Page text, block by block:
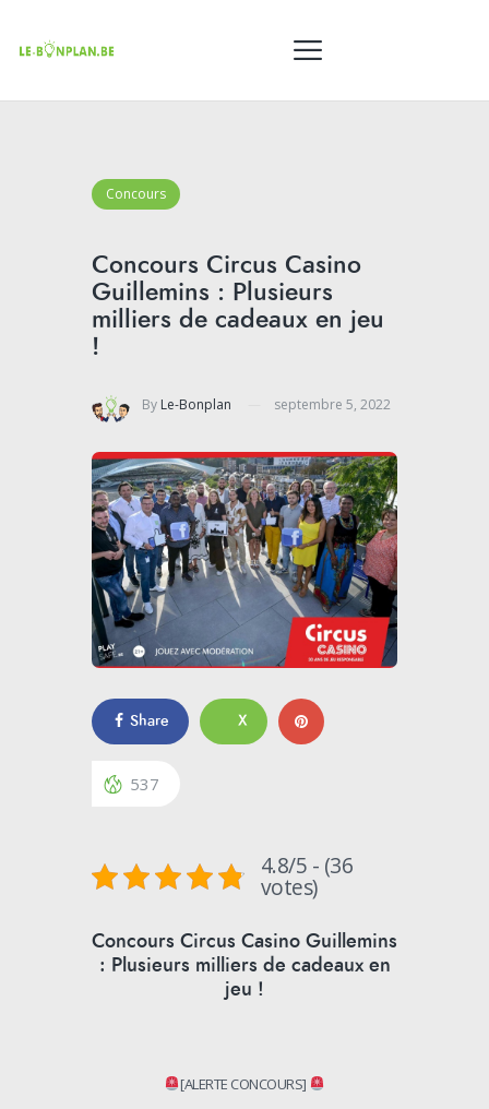
Concours
Concours Circus Casino
Guillemins : Plusieurs
milliers de cadeaux en jeu
!
By Le-Bonplan septembre 5, 2022
Share X
537
4.8/5 - (36
votes)
Concours Circus Casino Guillemins
: Plusieurs milliers de cadeaux en
jeu !
[ALERTE CONCOURS]